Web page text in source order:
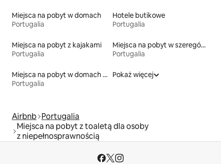
Miejsca na pobyt w domach
Portugalia
Hotele butikowe
Portugalia
Miejsca na pobyt z kajakami
Portugalia
Miejsca na pobyt w szeregówkach
Portugalia
Miejsca na pobyt w domach wakacyjnych
Portugalia
Pokaż więcej
Airbnb Portugalia
Miejsca na pobyt z toaletą dla osoby
z niepełnosprawnością